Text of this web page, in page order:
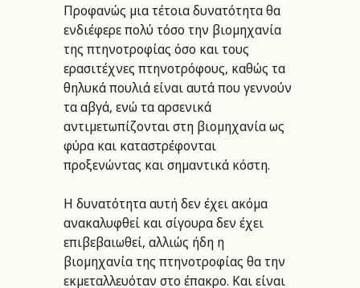
Προφανώς μια τέτοια δυνατότητα θα
ενδιέφερε πολύ τόσο την βιομηχανία
της πτηνοτροφίας όσο και τους
ερασιτέχνες πτηνοτρόφους, καθώς τα
θηλυκά πουλιά είναι αυτά που γεννούν
τα αβγά, ενώ τα αρσενικά
αντιμετωπίζονται στη βιομηχανία ως
φύρα και καταστρέφονται
προξενώντας και σημαντικά κόστη.
Η δυνατότητα αυτή δεν έχει ακόμα
ανακαλυφθεί και σίγουρα δεν έχει
επιβεβαιωθεί, αλλιώς ήδη η
βιομηχανία της πτηνοτροφίας θα την
εκμεταλλευόταν στο έπακρο. Και είναι